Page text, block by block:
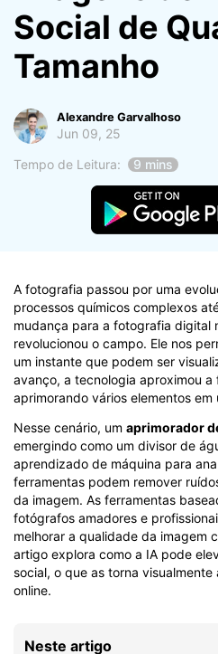
Proteção do celular
Encontre Mais Soluções
Social de
Tamanho
Alexandre Garvalhoso
Jun 09, 25
Tempo de Leitura:
9 mins
A fotografia passou por uma
processos químicos complexos
mudança para a fotografia digital
revolucionou o campo. Ele nos
um instante que podem ser
avanço, a tecnologia aproximou
aprimorando vários elementos em
Nesse cenário, um aprimorador
emergindo como um divisor de
aprendizado de máquina para
ferramentas podem remover
da imagem. As ferramentas
fotógrafos amadores e
melhorar a qualidade da imagem
artigo explora como a IA pode
social, o que as torna
online.
Neste artigo